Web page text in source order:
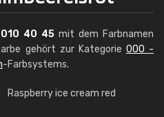
010 40 45 mit dem Farbnamen
gehört zur Kategorie 000 -
-Farbsystems.
Raspberry ice cream red